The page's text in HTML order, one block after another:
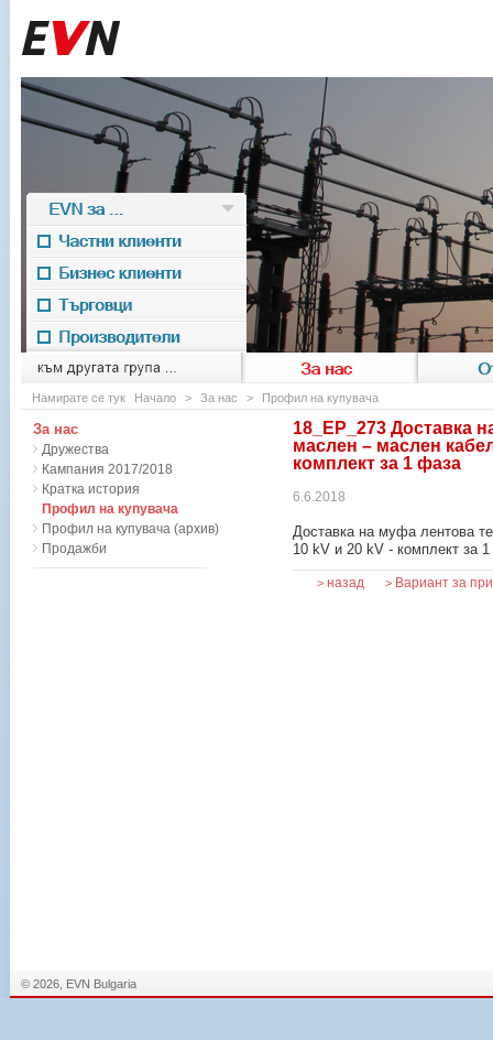
към другата група ... За нас
EVN for
EVN за ...
Частни клиенти
Бизнес клиенти
Търговци
Производители
Намирате се тук Начало > За нас > Профил на купувача
18_ЕР_273 Доставка
маслен – маслен
комплект за 1 фаза
6.6.2018
Доставка на муфа лентова
10 kV и 20 kV - комплект за
> назад > Вариант за
За нас
Дружества
Кампания 2017/2018
Кратка история
Профил на купувача
Профил на купувача (архив)
Продажби
© 2026, EVN Bulgaria